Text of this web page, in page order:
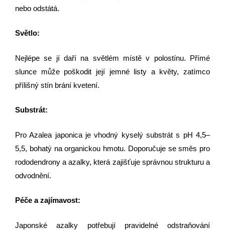
nebo odstátá.
Světlo:
Nejlépe se jí daří na světlém místě v polostínu. Přímé
slunce může poškodit její jemné listy a květy, zatímco
přílišný stín brání kvetení.
Substrát:
Pro Azalea japonica je vhodný kyselý substrát s pH 4,5–
5,5, bohatý na organickou hmotu. Doporučuje se směs pro
rododendrony a azalky, která zajišťuje správnou strukturu a
odvodnění.
Péče a zajímavost:
Japonské azalky potřebují pravidelné odstraňování